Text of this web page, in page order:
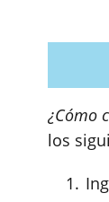
¿Cómo
los